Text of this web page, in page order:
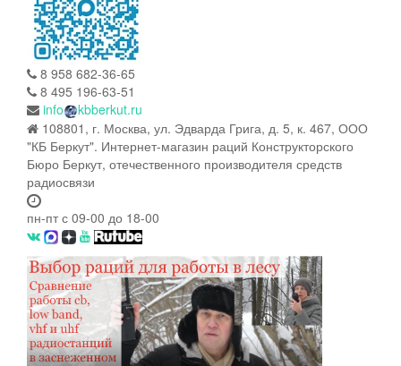
8 958 682-36-65
8 495 196-63-51
info
kbberkut.ru
108801, г. Москва, ул. Эдварда Грига, д. 5, к. 467, ООО
"КБ Беркут". Интернет-магазин раций Конструкторского
Бюро Беркут, отечественного производителя средств
радиосвязи
пн-пт с 09-00 до 18-00